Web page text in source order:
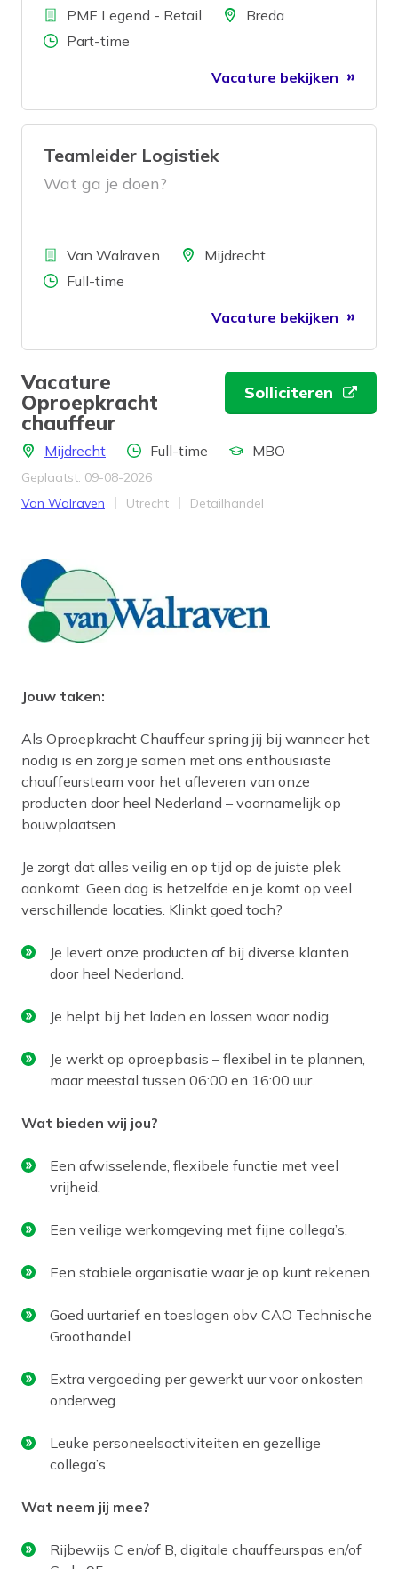
gezicht de winkel uit zien gaan? Dan
zoeken wij jou!
BedrijfPME Legend - Retail LocatieBreda
Aantal uren
Part-time
Vacature bekijken
Teamleider Logistiek
Wat ga je doen?
BedrijfVan Walraven LocatieMijdrecht
Aantal uren
Full-time
Vacature bekijken
Vacature
Oproepkracht
chauffeur
Solliciteren
LocatieMijdrechtAantal uren
Full-time Opleidingsniveau
MBO
Geplaatst: 09-08-2026
Bedrijf
Van Walraven Provincie
Utrecht Werkveld
Detailhandel
Jouw taken:
Als Oproepkracht Chauffeur spring jij bij wanneer het
nodig is en zorg je samen met ons enthousiaste
chauffeursteam voor het afleveren van onze
producten door heel Nederland – voornamelijk op
bouwplaatsen.
Je zorgt dat alles veilig en op tijd op de juiste plek
aankomt. Geen dag is hetzelfde en je komt op veel
verschillende locaties. Klinkt goed toch?
Je levert onze producten af bij diverse klanten
door heel Nederland.
Je helpt bij het laden en lossen waar nodig.
Je werkt op oproepbasis – flexibel in te plannen,
maar meestal tussen 06:00 en 16:00 uur.
Wat bieden wij jou?
Een afwisselende, flexibele functie met veel
vrijheid.
Een veilige werkomgeving met fijne collega’s.
Een stabiele organisatie waar je op kunt rekenen.
Goed uurtarief en toeslagen obv CAO Technische
Groothandel.
Extra vergoeding per gewerkt uur voor onkosten
onderweg.
Leuke personeelsactiviteiten en gezellige
collega’s.
Wat neem jij mee?
Rijbewijs C en/of B, digitale chauffeurspas en/of